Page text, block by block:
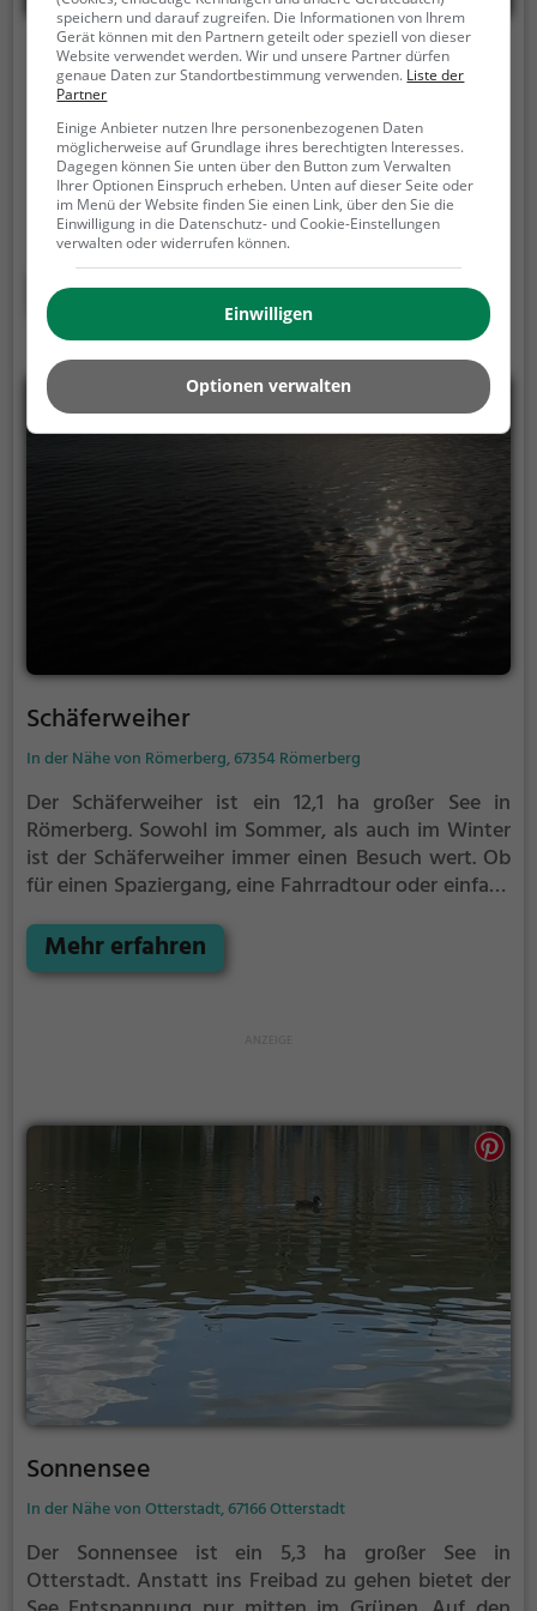
Speyerlachsee
In der Nähe von Otterstadt, 67166 Otterstadt
Der Speyerlachsee ist ein 8,3 ha großer See in
Otterstadt. Anstatt ins Freibad zu gehen bietet der
See Entspannung pur mitten im Grünen. Auf den
umliegenden Liegewiesen bleibt genügend Platz
zum Sonnen, Spielen oder Picknicken. Von Mai bis
September ist der Speyerlachsee ein beliebtes
Ausflugsziel. Egal ob für Familien, Freunde oder
Paare, der Speyerlachsee ist die Adresse für warme
Tage.
Mehr erfahren
Schäferweiher
In der Nähe von Römerberg, 67354 Römerberg
Der Schäferweiher ist ein 12,1 ha großer See in
Römerberg. Sowohl im Sommer, als auch im Winter
ist der Schäferweiher immer einen Besuch wert. Ob
für einen Spaziergang, eine Fahrradtour oder einfach
zahlreiche Möglichkeiten für Freizeitaktivitäten.
Mehr erfahren
Sonnensee
In der Nähe von Otterstadt, 67166 Otterstadt
Der Sonnensee ist ein 5,3 ha großer See in
Otterstadt. Anstatt ins Freibad zu gehen bietet der
speichern und darauf zugreifen. Die Informationen von Ihrem
Gerät können mit den Partnern geteilt oder speziell von dieser
Website verwendet werden. Wir und unsere Partner dürfen
genaue Daten zur Standortbestimmung verwenden. Liste der
Partner
Einige Anbieter nutzen Ihre personenbezogenen Daten
möglicherweise auf Grundlage ihres berechtigten Interesses.
Dagegen können Sie unten über den Button zum Verwalten
Ihrer Optionen Einspruch erheben. Unten auf dieser Seite oder
im Menü der Website finden Sie einen Link, über den Sie die
Einwilligung in die Datenschutz- und Cookie-Einstellungen
verwalten oder widerrufen können.
Einwilligen
Optionen verwalten